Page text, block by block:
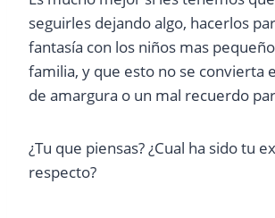
seguirles dejando algo, hacerlos
fantasía con los niños mas
familia, y que esto no se convierta
de amargura o un mal recuerdo
¿Tu que piensas? ¿Cual ha sido tu
respecto?